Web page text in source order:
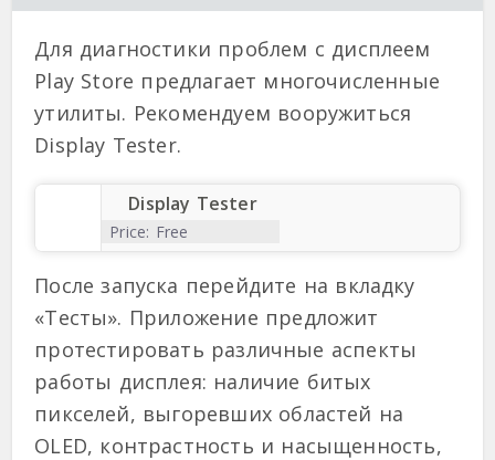
Для диагностики проблем с дисплеем
Play Store предлагает многочисленные
утилиты. Рекомендуем вооружиться
Display Tester.
Display Tester
Price: Free
После запуска перейдите на вкладку
«Тесты». Приложение предложит
протестировать различные аспекты
работы дисплея: наличие битых
пикселей, выгоревших областей на
OLED, контрастность и насыщенность,